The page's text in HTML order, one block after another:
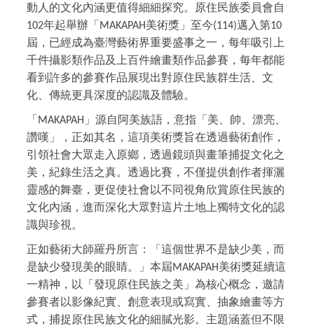
動人的文化內涵更值得細細探究。原住民族委員會自
102年起舉辦「 MAKAPAH美術獎」至今(114)邁入第10
屆，已經成為臺灣藝術界重要盛事之一，每年吸引上
千件攝影類作品及上百件繪畫類作品參賽，每年都能
看到許多的參賽作品展現出對原住民族群生活、文
化、傳統更具深度的認識及體驗。
「 MAKAPAH 」源自阿美族語，意指「美、帥、漂亮、
讚嘆」，正如其名，這項美術獎旨在透過藝術創作，
引領社會大眾走入原鄉，透過鏡頭與畫筆捕捉文化之
美，紀錄生活之真。透過比賽，不僅提供創作者揮灑
靈感的舞臺，更促使社會以不同視角欣賞原住民族的
文化內涵，進而深化大眾對這片土地上獨特文化的認
識與珍視。
正如藝術大師羅丹所言：「這個世界不是缺少美，而
是缺少發現美的眼睛。」本屆MAKAPAH美術獎延續這
一精神，以「發現原住民族之美」為核心概念，邀請
參賽者以影像紀實、創意表現或寫實、抽象繪畫等方
式，捕捉原住民族文化的細膩光影。主題涵蓋但不限